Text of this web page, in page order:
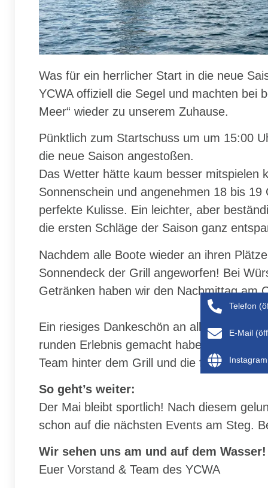
Was für ein herrlicher Start in die neue
YCWA offiziell die Segel und machten bei
Meer“ wieder zu unserem Zuhause.
Pünktlich zum Startschuss um um 15:00
die neue Saison angestoßen.
Das Wetter hätte kaum besser mitspielen
Sonnenschein und angenehmen 18 bis
perfekte Kulisse. Ein leichter, aber
die ersten Schläge der Saison ganz
Nachdem alle Boote wieder an ihren
Sonnendeck der Grill angeworfen! Bei
Getränken haben wir den Nachmittag am
Ein riesiges Dankeschön an alle, die
runden Erlebnis gemacht haben. Ein
Team hinter dem Grill und die fleißigen
So geht’s weiter:
Der Mai bleibt sportlich! Nach diesem
schon auf die nächsten Events am Steg.
Wir sehen uns am und auf dem Wasser!
Euer Vorstand & Team des YCWA
Telefon
E-Mail